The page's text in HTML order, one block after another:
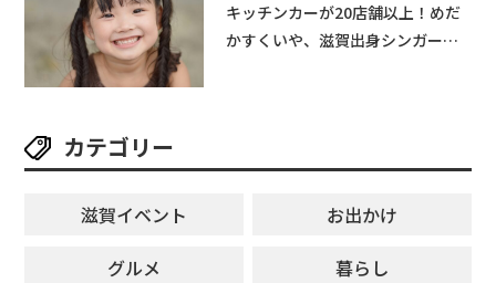
キッチンカーが20店舗以上！めだ
かすくいや、滋賀出身シンガーソ
カテゴリー
滋賀イベント
お出かけ
グルメ
暮らし